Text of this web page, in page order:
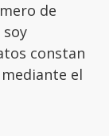
de
constan
el